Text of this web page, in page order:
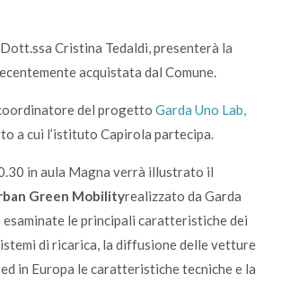
Cristina Tedaldi, presenterà la
acquistata dal Comune.
del progetto Garda Uno Lab,
a cui l’istituto Capirola partecipa.
in aula Magna verrà illustrato il
Green Mobilityrealizzato da Garda
esaminate le principali caratteristiche dei
di ricarica, la diffusione delle vetture
in Europa le caratteristiche tecniche e la